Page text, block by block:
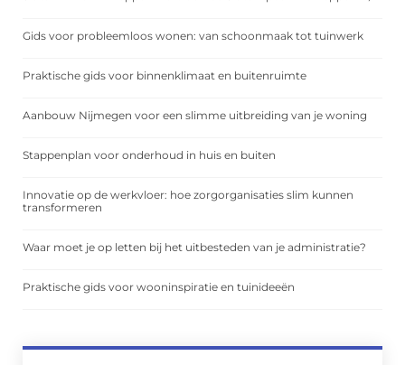
Gids voor probleemloos wonen: van schoonmaak tot tuinwerk
Praktische gids voor binnenklimaat en buitenruimte
Aanbouw Nijmegen voor een slimme uitbreiding van je woning
Stappenplan voor onderhoud in huis en buiten
Innovatie op de werkvloer: hoe zorgorganisaties slim kunnen
transformeren
Waar moet je op letten bij het uitbesteden van je administratie?
Praktische gids voor wooninspiratie en tuinideeën